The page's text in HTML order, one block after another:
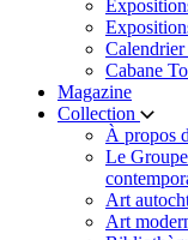
Calendrier
Cabane
Magazine
Collection
À propos
Le
Art
Art